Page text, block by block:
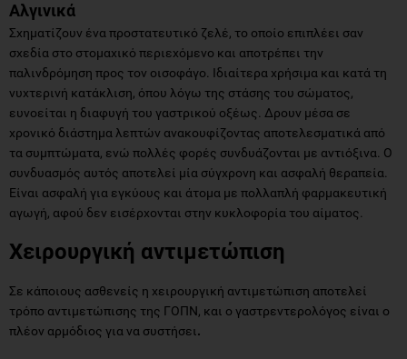
Αλγινικά
Σχηματίζουν ένα προστατευτικό ζελέ, το οποίο επιπλέει σαν
σχεδία στο στομαχικό περιεχόμενο και αποτρέπει την
παλινδρόμηση προς τον οισοφάγο. Ιδιαίτερα χρήσιμα και κατά τη
νυχτερινή κατάκλιση, όπου λόγω της στάσης του σώματος,
ευνοείται η διαφυγή του γαστρικού οξέως. Δρουν μέσα σε
χρονικό διάστημα λεπτών ανακουφίζοντας αποτελεσματικά από
τα συμπτώματα, ενώ πολλές φορές συνδυάζονται με αντιόξινα. Ο
συνδυασμός αυτός αποτελεί μία σύγχρονη και ασφαλή θεραπεία.
Είναι ασφαλή για εγκύους και άτομα με πολλαπλή φαρμακευτική
αγωγή, αφού δεν εισέρχονται στην κυκλοφορία του αίματος.
Χειρουργική αντιμετώπιση
Σε κάποιους ασθενείς η χειρουργική αντιμετώπιση αποτελεί
τρόπο αντιμετώπισης της ΓΟΠΝ, και ο γαστρεντερολόγος είναι ο
πλέον αρμόδιος για να συστήσει.